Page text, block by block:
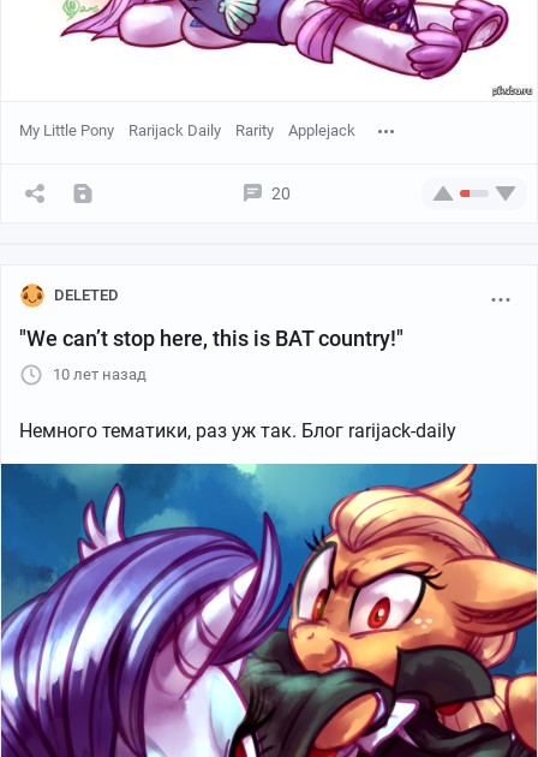
My Little Pony Rarijack Daily Rarity Applejack
20
DELETED
"We can’t stop here, this is BAT country!"
10 лет назад
Немного тематики, раз уж так. Блог rarijack-daily